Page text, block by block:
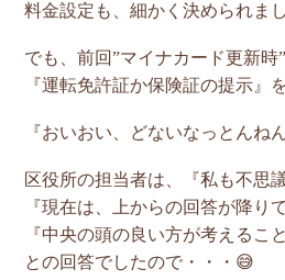
料金設定も、細かく決められま
でも、前回”マイナカード更新時
『運転免許証か保険証の提示』
『おいおい、どないなっとんね
区役所の担当者は、『私も不思
『現在は、上からの回答が降り
『中央の頭の良い方が考えるこ
との回答でしたので・・・😅